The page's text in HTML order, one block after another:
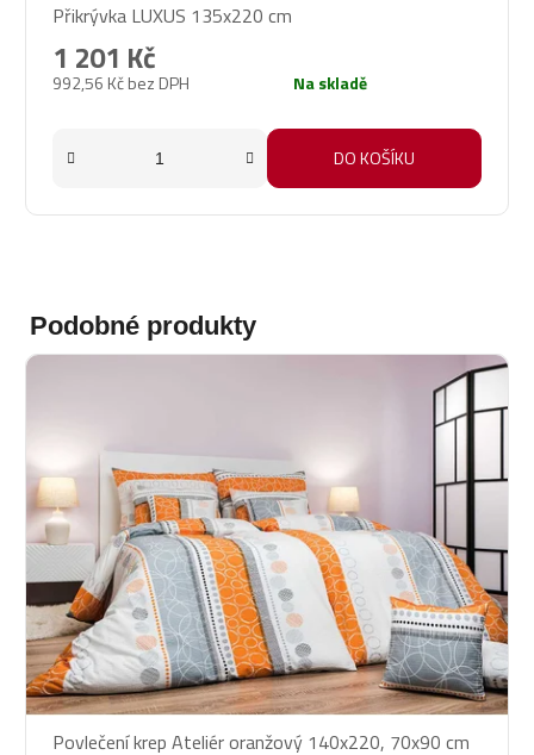
hodnocení
produktu
je
Přikrývka LUXUS 135x220 cm
992,56 Kč bez DPH
1 201 Kč
Na skladě
DO KOŠÍKU
Podobné produkty
Povlečení krep Ateliér oranžový 140x220, 70x90 cm